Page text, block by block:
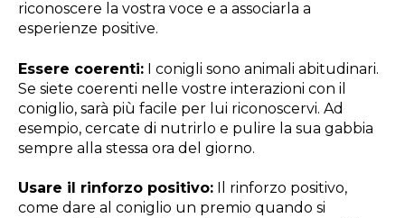
riconoscere la vostra voce e a associarla a
esperienze positive.
Essere coerenti: I conigli sono animali abitudinari.
Se siete coerenti nelle vostre interazioni con il
coniglio, sarà più facile per lui riconoscervi. Ad
esempio, cercate di nutrirlo e pulire la sua gabbia
sempre alla stessa ora del giorno.
Usare il rinforzo positivo: Il rinforzo positivo,
come dare al coniglio un premio quando si